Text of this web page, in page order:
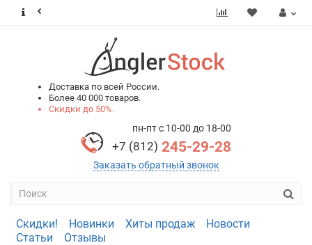
Доставка по всей России.
Более 40 000 товаров.
Скидки до 50%.
пн-пт с 10-00 до 18-00
+7 (812) 245-29-28
Заказать обратный звонок
Скидки! Новинки Хиты продаж
Новости
Статьи
Отзывы